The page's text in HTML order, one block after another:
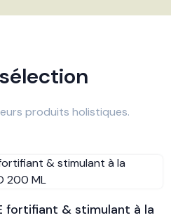
produits holistiques.
fortifiant & stimulant à la